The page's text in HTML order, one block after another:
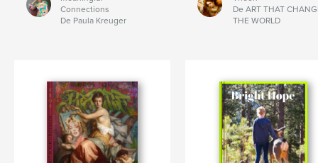
Connections
De Paula Kreuger
De ART THAT
THE WORLD